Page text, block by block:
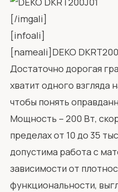
[/imgali]
[infoali]
[nameali]DEKO
Достаточно дорогая
хватит одного взгляда
чтобы понять
Мощность – 200 Вт,
пределах от 10 до 35
допустима работа с
зависимости от
функциональности,